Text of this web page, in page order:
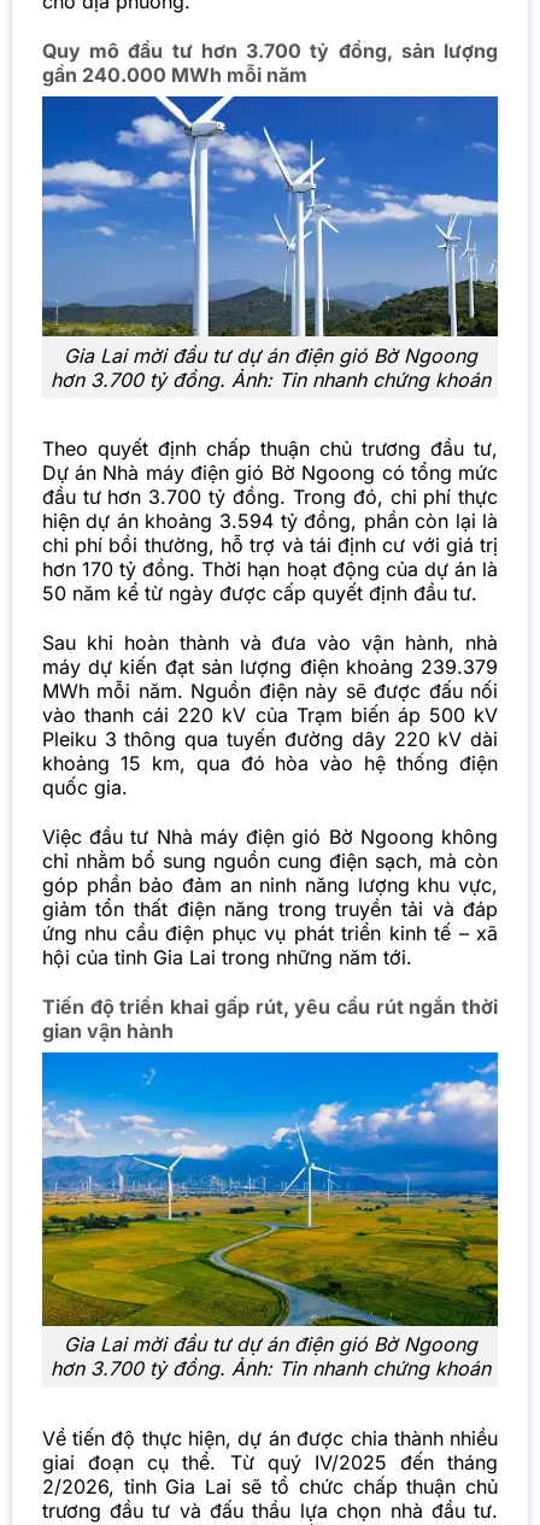
Quy mô đầu tư hơn 3.700 tỷ đồng, sản lượng
gần 240.000 MWh mỗi năm
Gia Lai mời đầu tư dự án điện gió Bờ Ngoong
hơn 3.700 tỷ đồng. Ảnh: Tin nhanh chứng khoán
Theo quyết định chấp thuận chủ trương đầu tư,
Dự án Nhà máy điện gió Bờ Ngoong có tổng mức
đầu tư hơn 3.700 tỷ đồng. Trong đó, chi phí thực
hiện dự án khoảng 3.594 tỷ đồng, phần còn lại là
chi phí bồi thường, hỗ trợ và tái định cư với giá trị
hơn 170 tỷ đồng. Thời hạn hoạt động của dự án là
50 năm kể từ ngày được cấp quyết định đầu tư.
Sau khi hoàn thành và đưa vào vận hành, nhà
máy dự kiến đạt sản lượng điện khoảng 239.379
MWh mỗi năm. Nguồn điện này sẽ được đấu nối
vào thanh cái 220 kV của Trạm biến áp 500 kV
Pleiku 3 thông qua tuyến đường dây 220 kV dài
khoảng 15 km, qua đó hòa vào hệ thống điện
quốc gia.
Việc đầu tư Nhà máy điện gió Bờ Ngoong không
chỉ nhằm bổ sung nguồn cung điện sạch, mà còn
góp phần bảo đảm an ninh năng lượng khu vực,
giảm tổn thất điện năng trong truyền tải và đáp
ứng nhu cầu điện phục vụ phát triển kinh tế – xã
hội của tỉnh Gia Lai trong những năm tới.
Tiến độ triển khai gấp rút, yêu cầu rút ngắn thời
gian vận hành
Gia Lai mời đầu tư dự án điện gió Bờ Ngoong
hơn 3.700 tỷ đồng. Ảnh: Tin nhanh chứng khoán
Về tiến độ thực hiện, dự án được chia thành nhiều
giai đoạn cụ thể. Từ quý IV/2025 đến tháng
2/2026, tỉnh Gia Lai sẽ tổ chức chấp thuận chủ
trương đầu tư và đấu thầu lựa chọn nhà đầu tư.